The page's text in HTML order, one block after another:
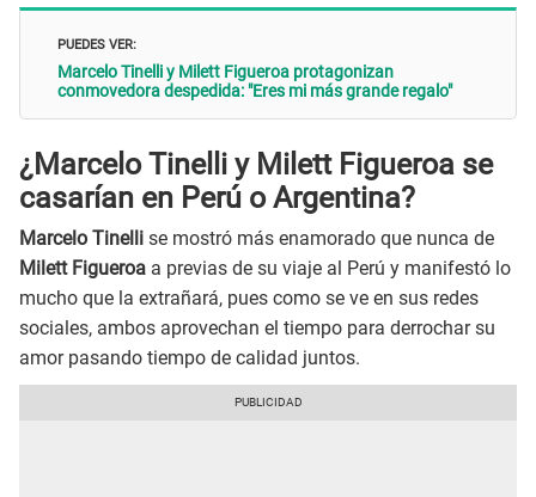
PUEDES VER:
Marcelo Tinelli y Milett Figueroa protagonizan
conmovedora despedida: "Eres mi más grande regalo"
¿Marcelo Tinelli y Milett Figueroa se
casarían en Perú o Argentina?
Marcelo Tinelli se mostró más enamorado que nunca de
Milett Figueroa a previas de su viaje al Perú y manifestó lo
mucho que la extrañará, pues como se ve en sus redes
sociales, ambos aprovechan el tiempo para derrochar su
amor pasando tiempo de calidad juntos.